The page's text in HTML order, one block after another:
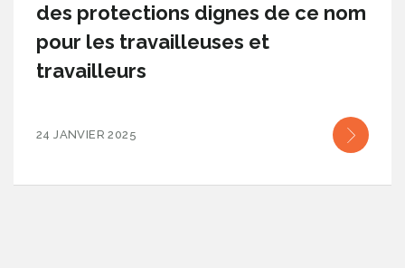
des protections dignes de ce nom
pour les travailleuses et
travailleurs
24 JANVIER 2025